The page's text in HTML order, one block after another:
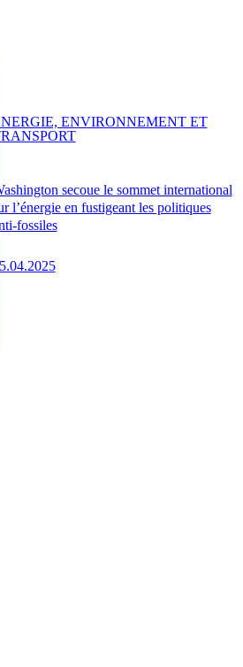
secoue le sommet international
l’énergie en fustigeant les politiques
fossiles
ENVIRONNEMENT ET